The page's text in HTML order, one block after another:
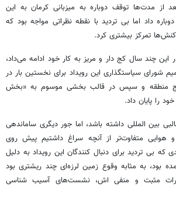
از مدت‌ها توقف دوباره به میزبانی کرمان به این
داد اما بی تردید با نقطه نظراتی مواجه بود که
تمرکز بیشتری کرد.
این چند سال کج دار و مریز به کار خود ادامه می‌داد،
شورای سیاستگذاری این رویداد برای نخستین بار در
منطقه و سپس در قالب بخشی موسوم به «بخش
را پایان داد.
بین المللی داشته باشد، اما جور دیگری ساماندهی
هوایی متفاوت‌تر از آنچه سراغ داشتیم پیش روی
که بی تردید برای دنبال کنندگان این رویداد به دلیل
بود، به مثابه وقوع زمین لرزه‌ای چند ریشتری بود
مثبت و منفی اش، نشست‌های آسیب شناسی